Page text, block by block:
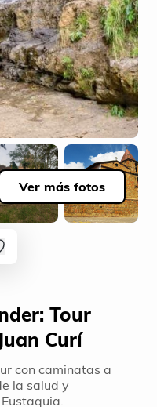
Ver más fotos
Tour
Curí
con caminatas a
la salud y